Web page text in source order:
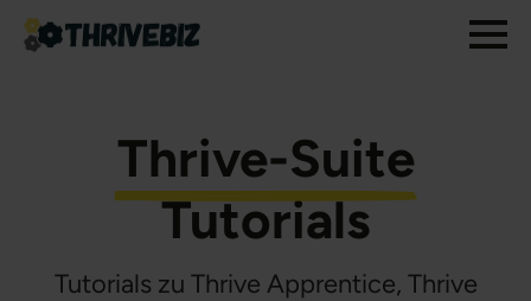
Thrive-Suite
Tutorials
Tutorials zu Thrive Apprentice, Thrive